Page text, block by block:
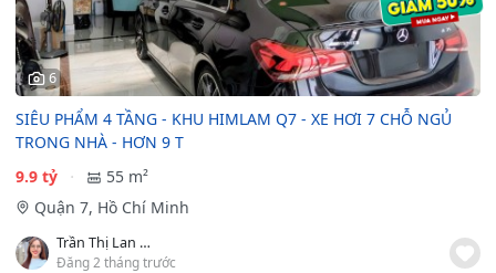
6
SIÊU PHẨM 4 TẦNG - KHU HIMLAM Q7 - XE HƠI 7 CHỖ NGỦ
TRONG NHÀ - HƠN 9 T
9.9 tỷ
55 m²
Quận 7, Hồ Chí Minh
Trần Thị Lan Phương
Đăng 2 tháng trước